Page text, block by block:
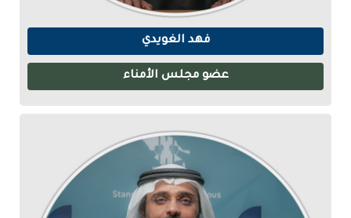
فهد الغويدي
عضو مجلس الأمناء